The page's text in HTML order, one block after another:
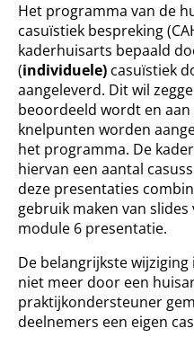
Het programma van de
casuïstiek bespreking
kaderhuisarts bepaald
(individuele) casuïstiek
aangeleverd. Dit wil
beoordeeld wordt en
knelpunten worden
het programma. De
hiervan een aantal
deze presentaties
gebruik maken van slides
module 6 presentatie.
De belangrijkste
niet meer door een
praktijkondersteuner
deelnemers een eigen